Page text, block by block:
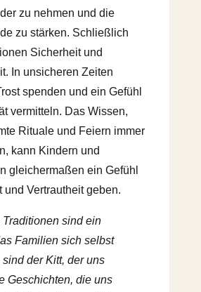
zu nehmen und die
zu stärken. Schließlich
Sicherheit und
In unsicheren Zeiten
spenden und ein Gefühl
vermitteln. Das Wissen,
Rituale und Feiern immer
kann Kindern und
gleichermaßen ein Gefühl
und Vertrautheit geben.
Traditionen sind ein
Familien sich selbst
der Kitt, der uns
Geschichten, die uns